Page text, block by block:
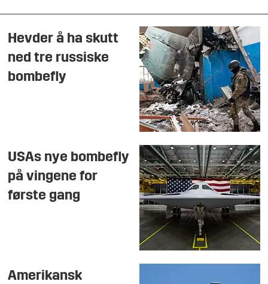
Hevder å ha skutt
ned tre russiske
bombefly
USAs nye bombefly
på vingene for
første gang
Amerikansk